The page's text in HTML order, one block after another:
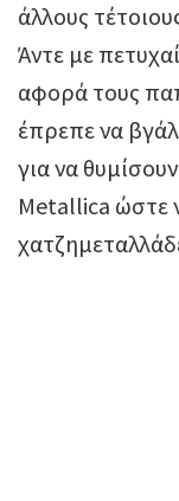
άλλους
Άντε με
αφορά τους
έπρεπε να
για να
Metallica ώστε